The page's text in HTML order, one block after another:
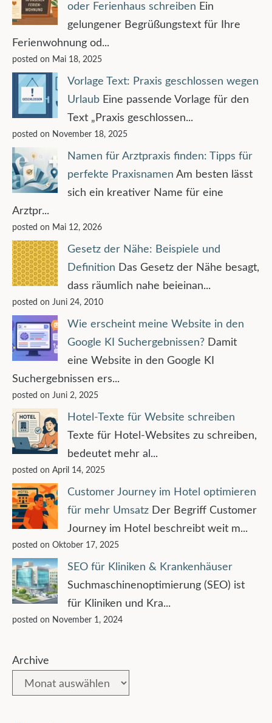
oder Ferienhaus schreiben Ein
gelungener Begrüßungstext für Ihre
Ferienwohnung od...
posted on Mai 18, 2025
Vorlage Text: Praxis geschlossen wegen
Urlaub Eine passende Vorlage für den
Text „Praxis geschlossen...
posted on November 18, 2025
Namen für Arztpraxis finden: Tipps für
perfekte Praxisnamen Am besten lässt
sich ein kreativer Name für eine
Arztpr...
posted on Mai 12, 2026
Gesetz der Nähe: Beispiele und
Definition Das Gesetz der Nähe besagt,
dass räumlich nahe beieinan...
posted on Juni 24, 2010
Wie erscheint meine Website in den
Google KI Suchergebnissen? Damit
eine Website in den Google KI
Suchergebnissen ers...
posted on Juni 2, 2025
Hotel-Texte für Website schreiben
Texte für Hotel-Websites zu schreiben,
bedeutet mehr al...
posted on April 14, 2025
Customer Journey im Hotel optimieren
für mehr Umsatz Der Begriff Customer
Journey im Hotel beschreibt weit m...
posted on Oktober 17, 2025
SEO für Kliniken & Krankenhäuser
Suchmaschinenoptimierung (SEO) ist
für Kliniken und Kra...
posted on November 1, 2024
Archive